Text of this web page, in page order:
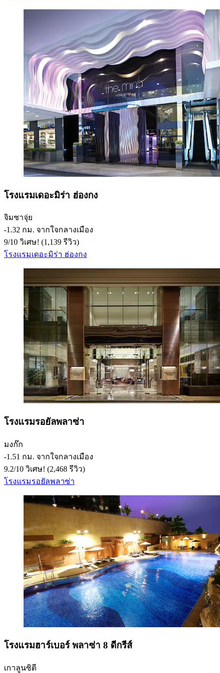
โรงแรมเดอะมิร่า ฮ่องกง
จิมซาจุ่ย
‐1.32 กม. จากใจกลางเมือง
9/10 วิเศษ! (1,139 รีวิว)
โรงแรมเดอะมิร่า ฮ่องกง
โรงแรมรอยัลพลาซ่า
มงก๊ก
‐1.51 กม. จากใจกลางเมือง
9.2/10 วิเศษ! (2,468 รีวิว)
โรงแรมรอยัลพลาซ่า
โรงแรมฮาร์เบอร์ พลาซ่า 8 ดีกรีส์
เกาลูนซิตี